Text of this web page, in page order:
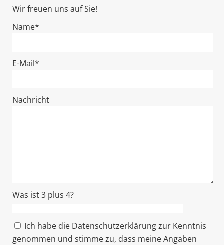
Wir freuen uns auf Sie!
Name*
E-Mail*
Nachricht
Was ist 3 plus 4?
Ich habe die Datenschutzerklärung zur Kenntnis
genommen und stimme zu, dass meine Angaben